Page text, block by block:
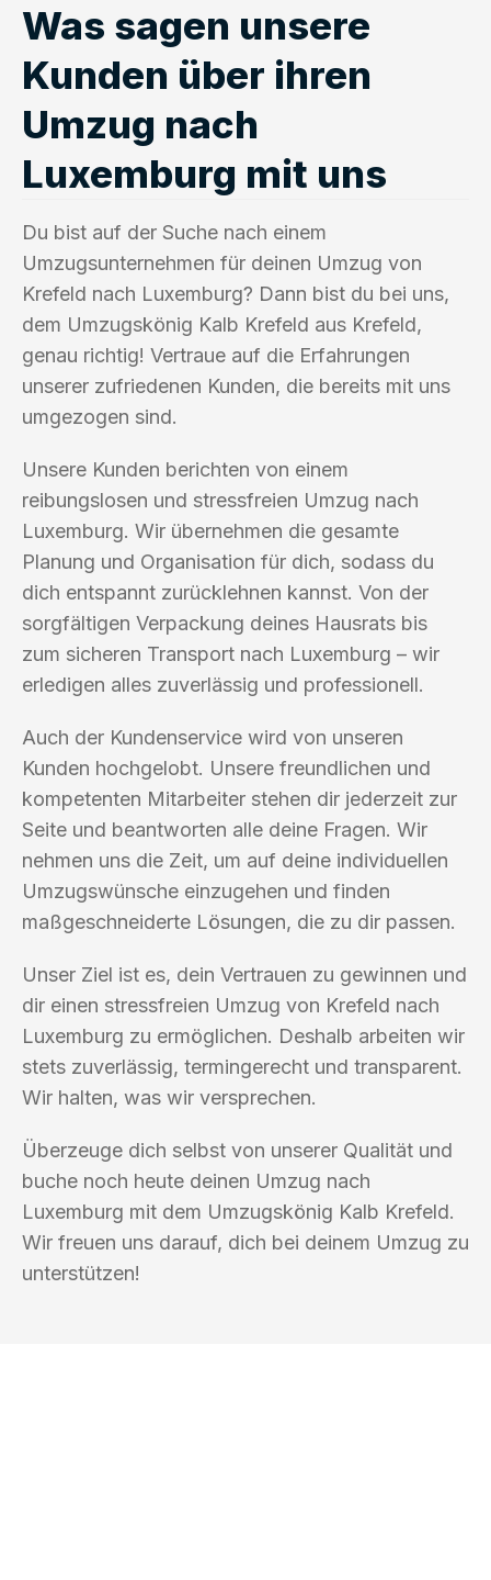
Was sagen unsere
Kunden über ihren
Umzug nach
Luxemburg mit uns
Du bist auf der Suche nach einem
Umzugsunternehmen für deinen Umzug von
Krefeld nach Luxemburg? Dann bist du bei uns,
dem Umzugskönig Kalb Krefeld aus Krefeld,
genau richtig! Vertraue auf die Erfahrungen
unserer zufriedenen Kunden, die bereits mit uns
umgezogen sind.
Unsere Kunden berichten von einem
reibungslosen und stressfreien Umzug nach
Luxemburg. Wir übernehmen die gesamte
Planung und Organisation für dich, sodass du
dich entspannt zurücklehnen kannst. Von der
sorgfältigen Verpackung deines Hausrats bis
zum sicheren Transport nach Luxemburg – wir
erledigen alles zuverlässig und professionell.
Auch der Kundenservice wird von unseren
Kunden hochgelobt. Unsere freundlichen und
kompetenten Mitarbeiter stehen dir jederzeit zur
Seite und beantworten alle deine Fragen. Wir
nehmen uns die Zeit, um auf deine individuellen
Umzugswünsche einzugehen und finden
maßgeschneiderte Lösungen, die zu dir passen.
Unser Ziel ist es, dein Vertrauen zu gewinnen und
dir einen stressfreien Umzug von Krefeld nach
Luxemburg zu ermöglichen. Deshalb arbeiten wir
stets zuverlässig, termingerecht und transparent.
Wir halten, was wir versprechen.
Überzeuge dich selbst von unserer Qualität und
buche noch heute deinen Umzug nach
Luxemburg mit dem Umzugskönig Kalb Krefeld.
Wir freuen uns darauf, dich bei deinem Umzug zu
unterstützen!